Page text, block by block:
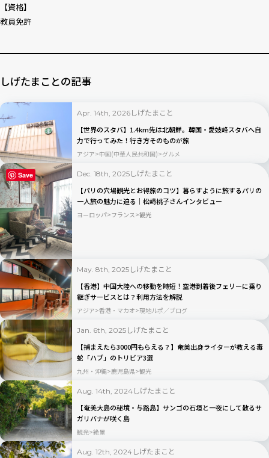
【資格】
教員免許
しげたまことの記事
Apr. 14th, 2026 しげたまこと
【世界のスタバ】1.4km先は北朝鮮。韓国・愛妓峰スタバへ自
力で行ってみた！行き方そのものが旅
アジア 中国(中華人民共和国) グルメ
Dec. 18th, 2025 しげたまこと
【パリの穴場観光とお得旅のコツ】暮らすように旅するパリの
一人旅の魅力に迫る｜松﨑桃子さんインタビュー
ヨーロッパ フランス 観光
May. 8th, 2025 しげたまこと
【香港】中国大陸への移動を時短！空港到着後フェリーに乗り
継ぎサービスとは？利用方法を解説
アジア 香港・マカオ 現地ルポ／ブログ
Jan. 6th, 2025 しげたまこと
【捕まえたら3000円もらえる？】奄美出身ライターが教える毒
蛇「ハブ」のトリビア3選
九州・沖縄 鹿児島県 観光
Aug. 14th, 2024 しげたまこと
【奄美大島の秘境・与路島】サンゴの石垣と一夜にして散るサ
ガリバナが咲く島
観光 絶景
Aug. 12th, 2024 しげたまこと
Save